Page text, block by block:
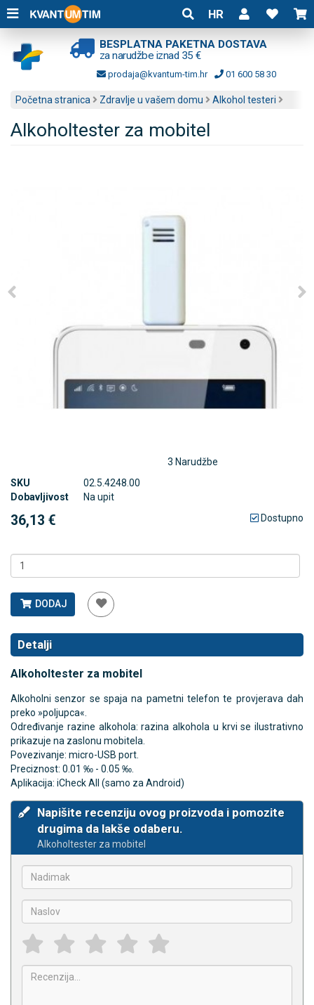
HR
BESPLATNA PAKETNA DOSTAVA
za narudžbe iznad 35 €
prodaja@kvantum-tim.hr 01 600 58 30
Početna stranica Zdravlje u vašem domu Alkohol testeri
Alkoholtester za mobitel
3 Narudžbe
SKU
02.5.4248.00
Dobavljivost
Na upit
36,13 € Dostupno
DODAJ
Detalji
Alkoholtester za mobitel
Alkoholni senzor se spaja na pametni telefon te provjerava dah
preko »poljupca«.
Određivanje razine alkohola: razina alkohola u krvi se ilustrativno
prikazuje na zaslonu mobitela.
Povezivanje: micro-USB port.
Preciznost: 0.01 ‰ - 0.05 ‰.
Aplikacija: iCheck All (samo za Android)
Napišite recenziju ovog proizvoda i pomozite
drugima da lakše odaberu.
Alkoholtester za mobitel